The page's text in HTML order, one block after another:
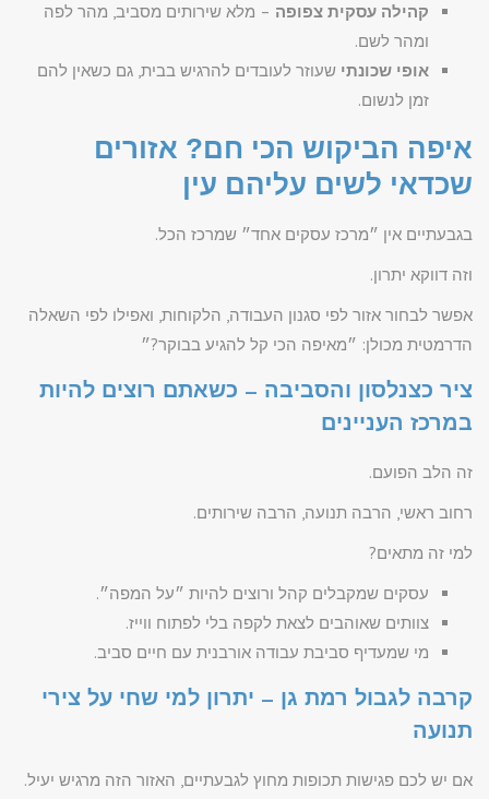
קהילה עסקית צפופה – מלא שירותים מסביב, מהר לפה
ומהר לשם.
אופי שכונתי שעוזר לעובדים להרגיש בבית, גם כשאין להם
זמן לנשום.
איפה הביקוש הכי חם? אזורים
שכדאי לשים עליהם עין
בגבעתיים אין ״מרכז עסקים אחד״ שמרכז הכל.
וזה דווקא יתרון.
אפשר לבחור אזור לפי סגנון העבודה, הלקוחות, ואפילו לפי השאלה
הדרמטית מכולן: ״מאיפה הכי קל להגיע בבוקר?״
ציר כצנלסון והסביבה – כשאתם רוצים להיות
במרכז העניינים
זה הלב הפועם.
רחוב ראשי, הרבה תנועה, הרבה שירותים.
למי זה מתאים?
עסקים שמקבלים קהל ורוצים להיות ״על המפה״.
צוותים שאוהבים לצאת לקפה בלי לפתוח ווייז.
מי שמעדיף סביבת עבודה אורבנית עם חיים סביב.
קרבה לגבול רמת גן – יתרון למי שחי על צירי
תנועה
אם יש לכם פגישות תכופות מחוץ לגבעתיים, האזור הזה מרגיש יעיל.